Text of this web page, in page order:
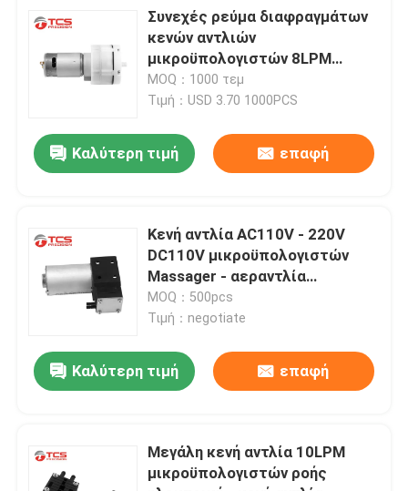
Συνεχές ρεύμα διαφραγμάτων
κενών αντλιών
μικροϋπολογιστών 8LPM
10LPM 14LPM 12V/24V για το
διογκώσιμο κρεβάτι
MOQ：1000 τεμ
Τιμή：USD 3.70 1000PCS
Καλύτερη τιμή επαφή
Κενή αντλία AC110V - 220V
DC110V μικροϋπολογιστών
Massager - αεραντλία
διαφραγμάτων 220V
MOQ：500pcs
Τιμή：negotiate
Καλύτερη τιμή επαφή
Μεγάλη κενή αντλία 10LPM
μικροϋπολογιστών ροής